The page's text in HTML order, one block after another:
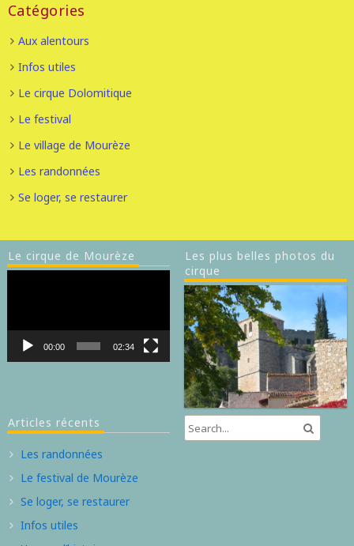
Catégories
Aux alentours
Infos utiles
Le cirque Dolomitique
Le festival
Le village de Mourèze
Les randonnées
Se loger, se restaurer
Le cirque de Mourèze
00:00 02:34
Les plus belles photos du
cirque
Articles récents
Les randonnées
Le festival de Mourèze
Se loger, se restaurer
Infos utiles